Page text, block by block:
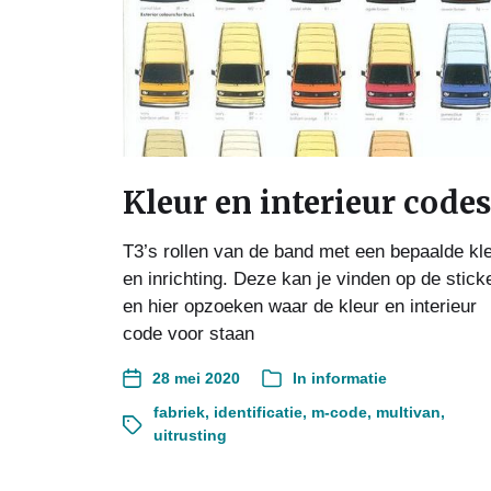
Kleur en interieur codes
T3’s rollen van de band met een bepaalde
en inrichting. Deze kan je vinden op de
en hier opzoeken waar de kleur en interieur
code voor staan
28 mei 2020 In informatie
fabriek, identificatie, m-code, multivan,
uitrusting